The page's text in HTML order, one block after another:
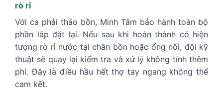
rò rỉ
Với ca phải tháo bồn, Minh Tâm bảo hành toàn bộ
phần lắp đặt lại. Nếu sau khi hoàn thành có hiện
tượng rò rỉ nước tại chân bồn hoặc ống nối, đội kỹ
thuật sẽ quay lại kiểm tra và xử lý không tính thêm
phí. Đây là điều hầu hết thợ tay ngang không thể
cam kết.